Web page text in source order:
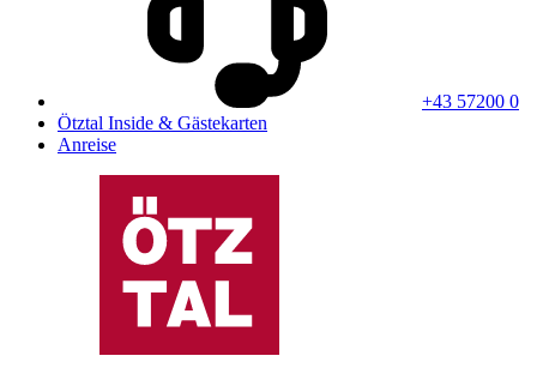
+43 57200 0
Ötztal Inside & Gästekarten
Anreise